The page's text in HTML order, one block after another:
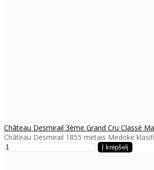
Château Desmirail 3ème Grand Cru Classé
Château Desmirail 1855 metais Medoke